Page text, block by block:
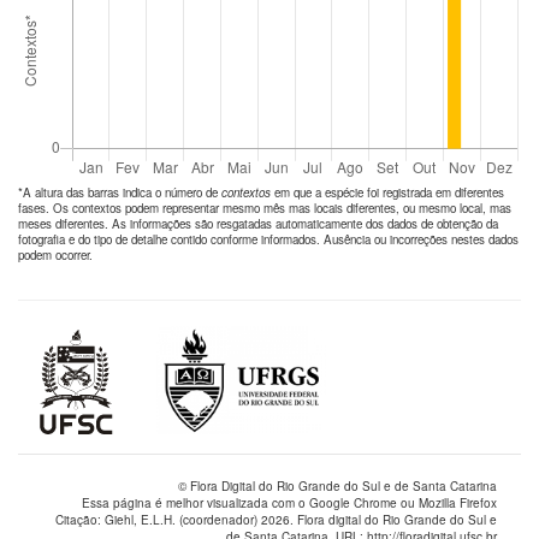
*A altura das barras indica o número de contextos em que a espécie foi registrada em diferentes
fases. Os contextos podem representar mesmo mês mas locais diferentes, ou mesmo local, mas
meses diferentes. As informações são resgatadas automaticamente dos dados de obtenção da
fotografia e do tipo de detalhe contido conforme informados. Ausência ou incorreções nestes dados
podem ocorrer.
© Flora Digital do Rio Grande do Sul e de Santa Catarina
Essa página é melhor visualizada com o Google Chrome ou Mozilla Firefox
Citação: Giehl, E.L.H. (coordenador) 2026. Flora digital do Rio Grande do Sul e